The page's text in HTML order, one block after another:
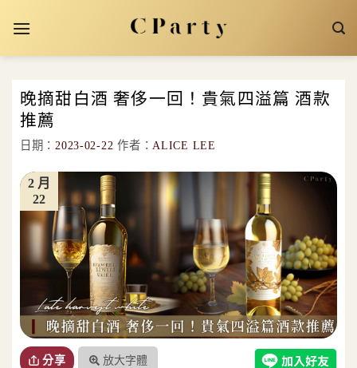
晚摘甜白酒 奢侈一回！貴氣四溢篇 酒款
推薦
日期：2023-02-22 作者：ALICE LEE
22
2 月
分享 放大字體